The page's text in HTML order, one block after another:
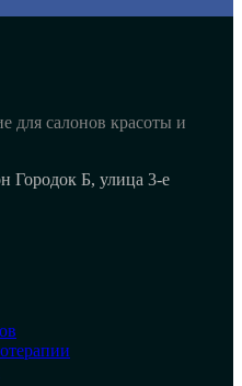
для салонов красоты и
Городок Б, улица 3-е